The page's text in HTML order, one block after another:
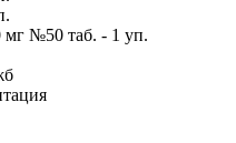
мг №50 таб. - 1 уп.